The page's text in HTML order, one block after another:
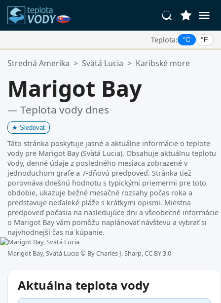
Teplota: °C °F
Vaše Obľúbené Lokality:
Stredná Amerika > Svätá Lucia > Karibské more
Marigot Bay
— Teplota vody dnes
★ Sledovať
Táto stránka poskytuje jasné a aktuálne informácie o teplote
vody pre Marigot Bay (Svätá Lucia). Obsahuje aktuálnu teplotu
vody, denné údaje z posledného mesiaca zobrazené v
jednoduchom grafe a 7-dňovú predpoveď. Stránka tiež
porovnáva dnešnú hodnotu s typickými priemermi pre toto
obdobie, ukazuje bežné mesačné rozsahy počas roka a
predstavuje neďaleké pláže s krátkymi opismi. Miestna
predpoveď počasia na nasledujúce dni a všeobecné informácie
o Marigot Bay vám pomôžu naplánovať návštevu a vybrať si
najvhodnejší čas na kúpanie.
Marigot Bay, Svätá Lucia © By Charles J. Sharp, CC BY 3.0
Aktuálna teplota vody